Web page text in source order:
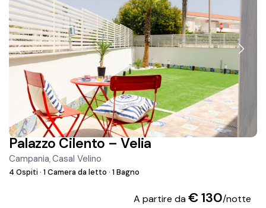
Palazzo Cilento – Velia
Campania,Casal Velino
4 Ospiti· 1 Camera da letto· 1 Bagno
A partire da€ 130/notte